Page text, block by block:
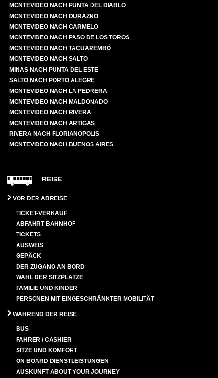
MONTEVIDEO NACH PUNTA DEL DIABLO
MONTEVIDEO NACH DURAZNO
MONTEVIDEO NACH CARMELO
MONTEVIDEO NACH PASO DE LOS TOROS
MONTEVIDEO NACH TACUAREMBÓ
MONTEVIDEO NACH SALTO
MINAS NACH PUNTA DEL ESTE
SALTO NACH PORTO ALEGRE
MONTEVIDEO NACH LA PEDRERA
MONTEVIDEO NACH MALDONADO
MONTEVIDEO NACH RIVERA
MONTEVIDEO NACH ARTIGAS
RIVERA NACH FLORIANOPOLIS
MONTEVIDEO NACH BUENOS AIRES
REISE
VOR DER ABREISE
TICKET-VERKAUF
ABFAHRT BAHNHOF
TICKETS
AUSWEIS
GEPÄCK
DER ZUGANG AN BORD
WAHL DER SITZPLÄTZE
FAMILIE UND KINDER
PERSONEN MIT EINGESCHRÄNKTER MOBILITÄT
WÄHREND DER REISE
BUS
FAHRER / CASHIER
SITZE UND KOMFORT
ON BOARD DIENSTLEISTUNGEN
AUSKUNFT ABOUT YOUR JOURNEY